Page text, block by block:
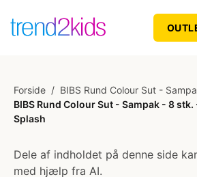
Forside / BIBS Rund Colour Sut -
BIBS Rund Colour Sut - Sampak - 8
Splash
Dele af indholdet på denne side
med hjælp fra AI.